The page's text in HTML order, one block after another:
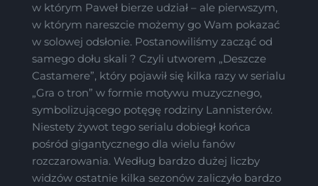
w którym Paweł bierze udział – ale pierwszym,
w którym nareszcie możemy go Wam pokazać
w solowej odsłonie. Postanowiliśmy zacząć od
samego dołu skali ? Czyli utworem „Deszcze
Castamere”, który pojawił się kilka razy w serialu
„Gra o tron” w formie motywu muzycznego,
symbolizującego potęgę rodziny Lannisterów.
Niestety żywot tego serialu dobiegł końca
pośród gigantycznego dla wielu fanów
rozczarowania. Według bardzo dużej liczby
widzów ostatnie kilka sezonów zaliczyło bardzo